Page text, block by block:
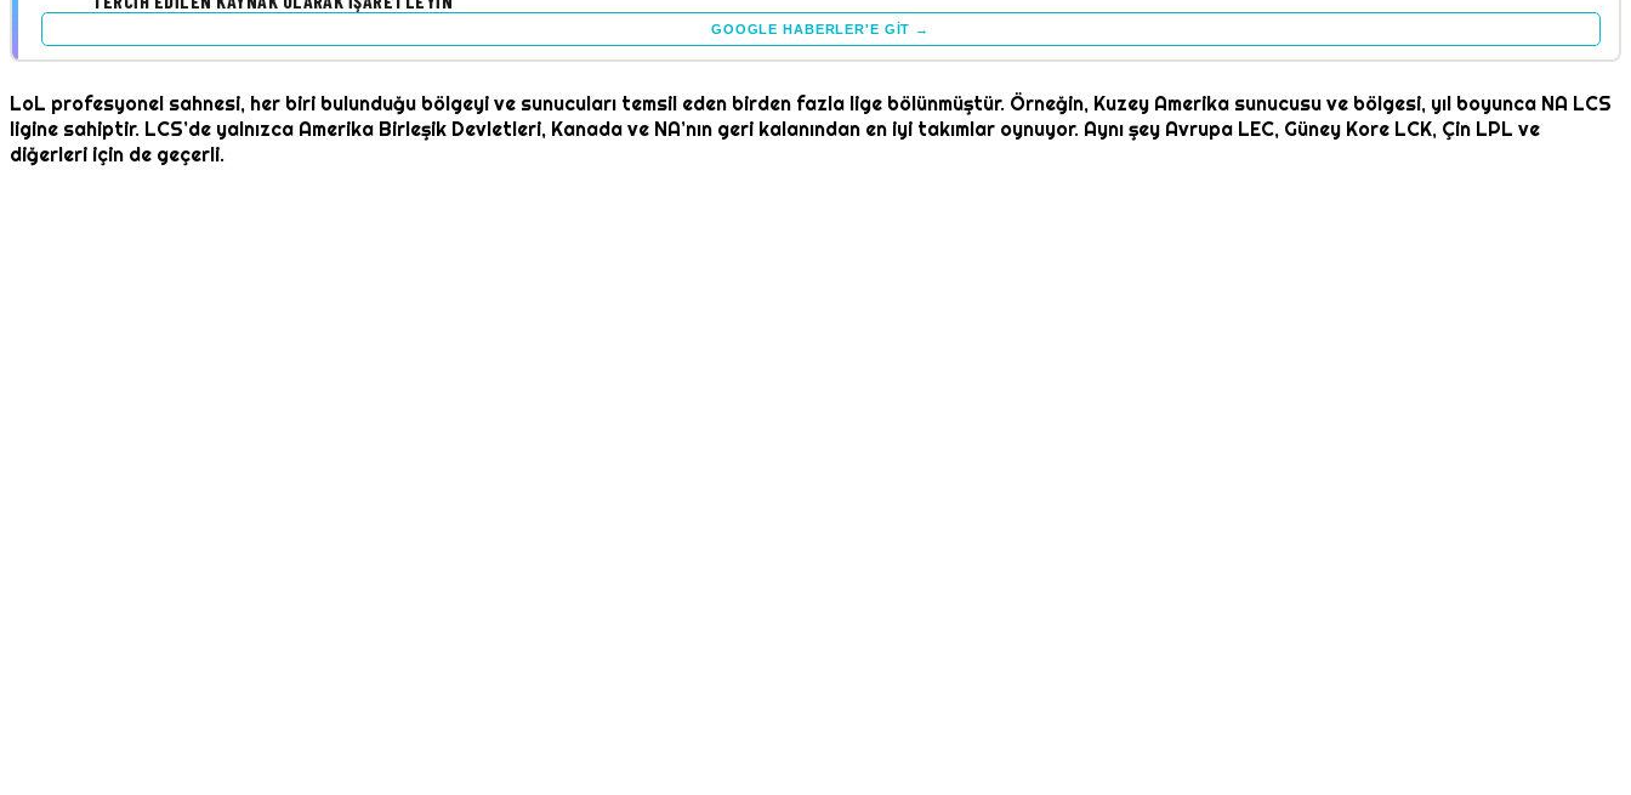
GOOGLE HABERLER'E GIT →
LoL profesyonel sahnesi, her biri bulunduğu bölgeyi ve sunucuları temsil eden birden fazla lige bölünmüştür. Örneğin, Kuzey Amerika sunucusu ve bölgesi, yıl boyunca NA LCS
ligine sahiptir. LCS’de yalnızca Amerika Birleşik Devletleri, Kanada ve NA’nın geri kalanından en iyi takımlar oynuyor. Aynı şey Avrupa LEC, Güney Kore LCK, Çin LPL ve
diğerleri için de geçerli.